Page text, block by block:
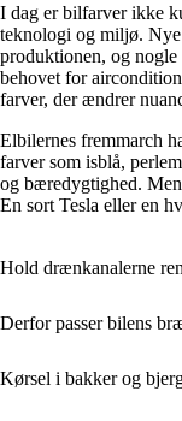
I dag er bilfarver ikke
teknologi og miljø.
produktionen, og
behovet for
farver, der ændrer
Elbilernes fremmarch
farver som isblå,
og bæredygtighed.
En sort Tesla eller en
Hold drænkanalerne
Derfor passer bilens
Kørsel i bakker og